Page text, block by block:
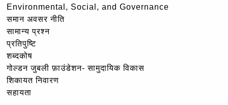
Environmental, Social, and Governance
समान अवसर नीति
सामान्य प्रश्न
प्रतिपुष्टि
शब्दकोष
गोल्‍डन जुबली फ़ाउंडेशन- सामुदायिक विकास
शिकायत निवारण
सहायता